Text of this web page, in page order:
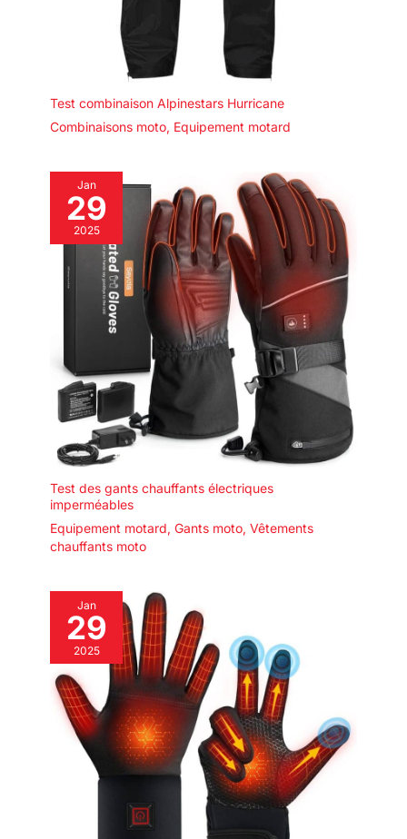
Test combinaison Alpinestars Hurricane
Combinaisons moto, Equipement motard
Jan
29
2025
Test des gants chauffants électriques
imperméables
Equipement motard, Gants moto, Vêtements
chauffants moto
Jan
29
2025